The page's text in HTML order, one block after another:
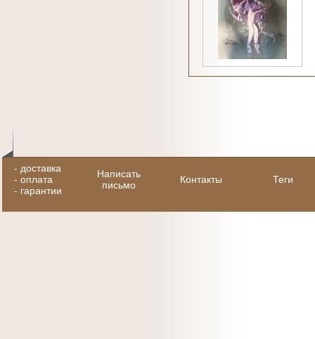
- доставка
- оплата
- гарантии
Написать
письмо
Контакты Теги